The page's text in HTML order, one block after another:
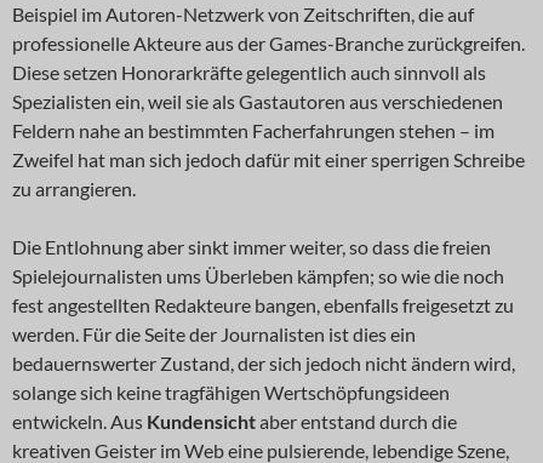
Beispiel im Autoren-Netzwerk von Zeitschriften, die auf
professionelle Akteure aus der Games-Branche zurückgreifen.
Diese setzen Honorarkräfte gelegentlich auch sinnvoll als
Spezialisten ein, weil sie als Gastautoren aus verschiedenen
Feldern nahe an bestimmten Facherfahrungen stehen – im
Zweifel hat man sich jedoch dafür mit einer sperrigen Schreibe
zu arrangieren.
Die Entlohnung aber sinkt immer weiter, so dass die freien
Spielejournalisten ums Überleben kämpfen; so wie die noch
fest angestellten Redakteure bangen, ebenfalls freigesetzt zu
werden. Für die Seite der Journalisten ist dies ein
bedauernswerter Zustand, der sich jedoch nicht ändern wird,
solange sich keine tragfähigen Wertschöpfungsideen
entwickeln. Aus Kundensichtaber entstand durch die
kreativen Geister im Web eine pulsierende, lebendige Szene,